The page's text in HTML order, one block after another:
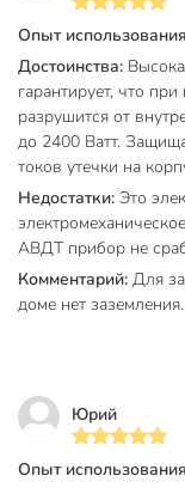
Характеристики:
Количество
Номин. раб
Тип тока
Ширина по
Макс
Номин.
кВ
Частота: 50 Гц
Тип
Опыт
Достоинства:
гарантирует, что
разрушится от
до 2400 Ватт.
токов утечки на
Недостатки: Это
АВДТ прибор не
Комментарий: Для
доме нет заземления.
Юрий
Опыт